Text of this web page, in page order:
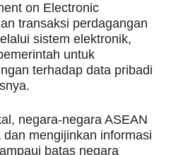
on Electronic
transaksi perdagangan
sistem elektronik,
untuk
terhadap data pribadi
negara-negara ASEAN
mengijinkan informasi
batas negara